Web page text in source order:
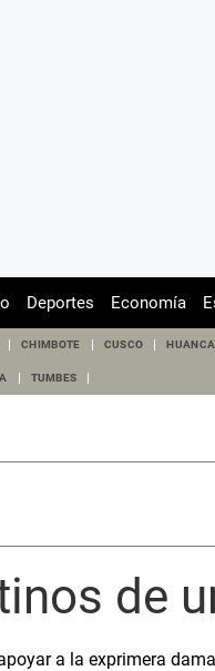
Deportes Economía
CHIMBOTE CUSCO
TUMBES
de
a la exprimera